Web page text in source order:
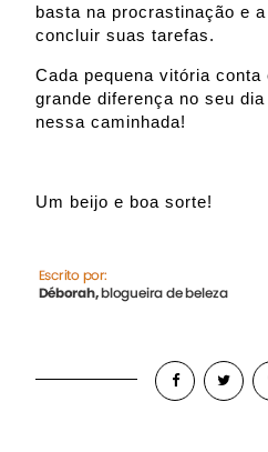
basta na procrastinação e
concluir suas tarefas.
Cada pequena vitória conta
grande diferença no seu
nessa caminhada!
Um beijo e boa sorte!